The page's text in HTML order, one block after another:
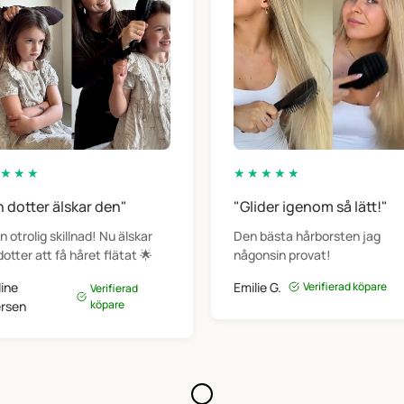
💨För föning:Borsten
under stylingen.
Redo att
en bra
borstningen ✨
har ni någon garanti?
Ja, självklart. Vi tror
dagars
skillnad för ditt hår
innebär att du kan
i din vardag.
Har du
★ ★ ★
dotter älskar den"
otrolig skillnad! Nu älskar
att få håret flätat 🌟
Verifierad
köpare
★ ★ ★ ★ ★
"Glider igenom så lätt!"
Den bästa hårborsten jag
någonsin provat!
Emilie G.
Verifierad köpare